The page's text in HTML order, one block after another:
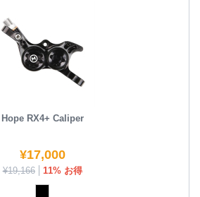
Hope RX4+ Caliper
¥17,000
¥19,166 11% お得